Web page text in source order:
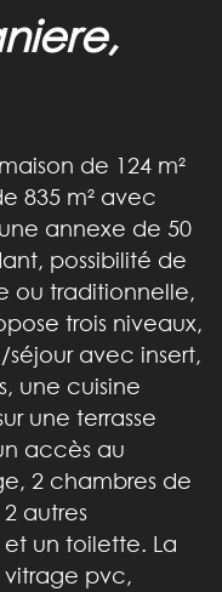
de 124 m²
835 m² avec
annexe de 50
possibilité de
ou traditionnelle,
trois niveaux,
avec insert,
une cuisine
une terrasse
accès au
2 chambres de
autres
un toilette. La
pvc,